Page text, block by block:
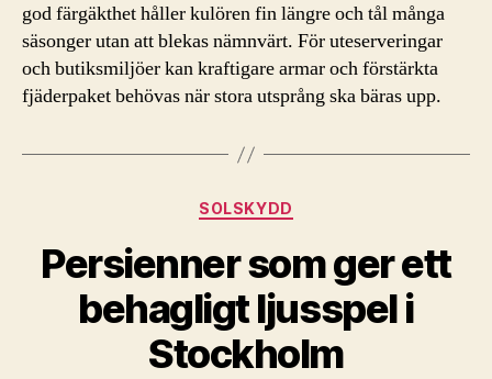
god färgäkthet håller kulören fin längre och tål många
säsonger utan att blekas nämnvärt. För uteserveringar
och butiksmiljöer kan kraftigare armar och förstärkta
fjäderpaket behövas när stora utsprång ska bäras upp.
Kategorier
SOLSKYDD
Persienner som ger ett
behagligt ljusspel i
Stockholm